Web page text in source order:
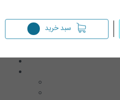
سبد خرید